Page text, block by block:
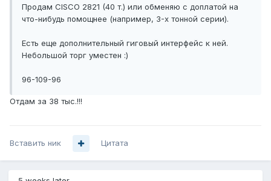
Продам CISCO 2821 (40 т.) или обменяю с доплатой на
что-нибудь помощнее (например, 3-х тонной серии).
Есть еще дополнительный гиговый интерфейс к ней.
Небольшой торг уместен :)
96-109-96
Отдам за 38 тыс.!!!
Вставить ник Цитата